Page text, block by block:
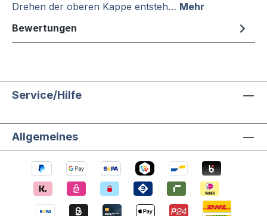
Drehen der oberen Kappe entsteh… Mehr
Bewertungen
Service/Hilfe
Allgemeines